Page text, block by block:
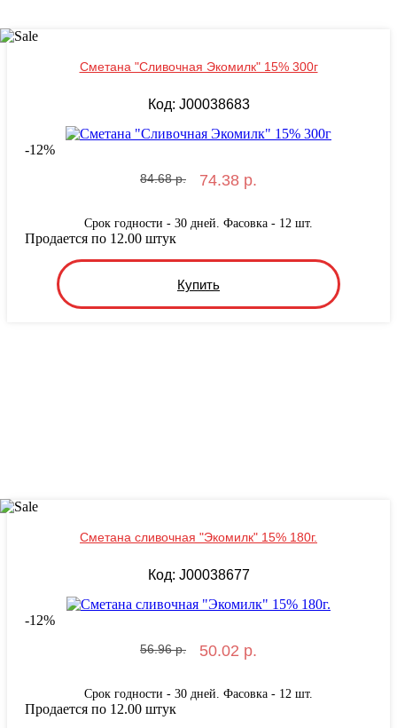
Сметана "Сливочная Экомилк" 15% 300г
Код: J00038683
-12%
84.68 р. 74.38 р.
Срок годности - 30 дней. Фасовка - 12 шт.
Купить
Продается по 12.00 штук
Сметана сливочная "Экомилк" 15% 180г.
Код: J00038677
-12%
56.96 р. 50.02 р.
Срок годности - 30 дней. Фасовка - 12 шт.
Продается по 12.00 штук